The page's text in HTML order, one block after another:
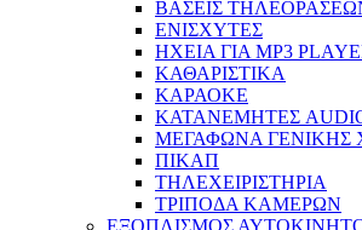
ΒΑΣΕΙΣ
ΕΝΙΣΧΥΤΕΣ
ΗΧΕΙΑ ΓΙΑ MP3
ΚΑΘΑΡΙΣΤΙΚΑ
ΚΑΡΑΟΚΕ
ΚΑΤΑΝΕΜΗΤΕΣ
ΜΕΓΑΦΩΝΑ ΓΕΝΙΚΗΣ
ΠΙΚΑΠ
ΤΗΛΕΧΕΙΡΙΣΤΗΡΙΑ
ΤΡΙΠΟΔΑ ΚΑΜΕΡΩΝ
ΕΞΟΠΛΙΣΜΟΣ